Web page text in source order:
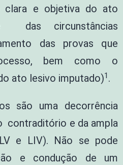
clara e objetiva do ato
das circunstâncias
das provas que
bem como o
ato lesivo imputado)1 .
são uma decorrência
contraditório e da ampla
e LIV). Não se pode
e condução de um